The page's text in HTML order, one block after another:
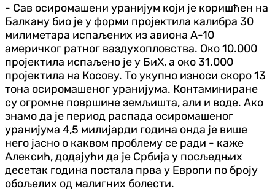
- Сав осиромашени уранијум који је коришћен на
Балкану био је у форми пројектила калибра 30
милиметара испаљених из авиона А-10
америчког ратног ваздухопловства. Око 10.000
пројектила испаљено је у БиХ, а око 31.000
пројектила на Косову. То укупно износи скоро 13
тона осиромашеног уранијума. Контаминиране
су огромне површине земљишта, али и воде. Ако
знамо да је период распада осиромашеног
уранијума 4,5 милијарди година онда је више
него јасно о каквом проблему се ради - каже
Алексић, додајући да је Србија у посљедњих
десетак година постала прва у Европи по броју
обољелих од малигних болести.